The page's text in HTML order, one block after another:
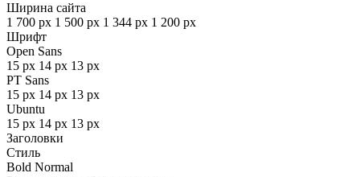
Ширина сайта
1 700 px 1 500 px 1 344 px 1 200 px
Шрифт
Open Sans
15 px 14 px 13 px
PT Sans
15 px 14 px 13 px
Ubuntu
15 px 14 px 13 px
Заголовки
Стиль
Bold Normal